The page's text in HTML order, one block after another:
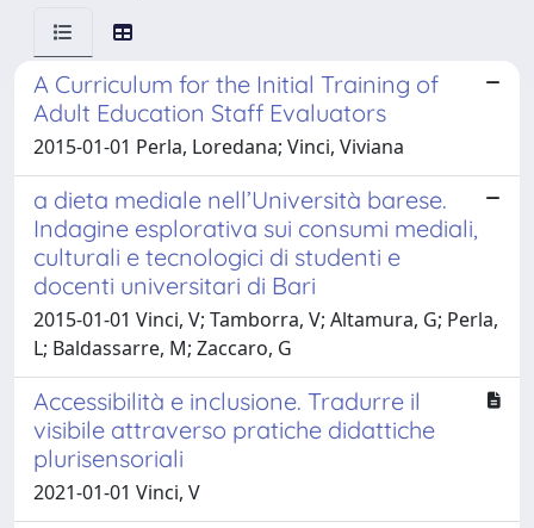
A Curriculum for the Initial Training of
Adult Education Staff Evaluators
2015-01-01 Perla, Loredana; Vinci, Viviana
a dieta mediale nell’Università barese.
Indagine esplorativa sui consumi mediali,
culturali e tecnologici di studenti e
docenti universitari di Bari
2015-01-01 Vinci, V; Tamborra, V; Altamura, G; Perla,
L; Baldassarre, M; Zaccaro, G
Accessibilità e inclusione. Tradurre il
visibile attraverso pratiche didattiche
plurisensoriali
2021-01-01 Vinci, V